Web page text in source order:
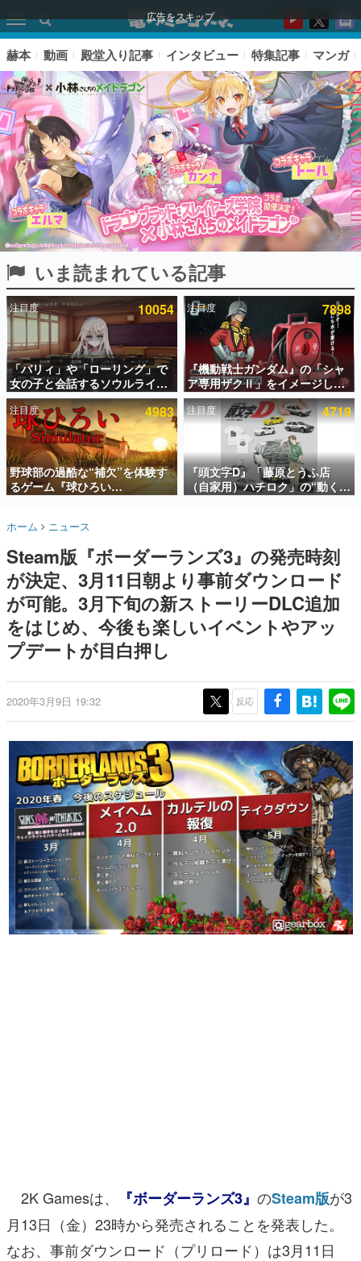
広告をスキップ
ピックアップ
電ファミのいま読まれている記事ランキング
アプリセール情報
インタビュー
連載・特集一覧
殿堂入り記事
SNS拡散数が数千以上！ ページビュー数万以上！ などな
ど。多くの人々に読まれた、電ファミ渾身の“殿堂入り”記
事をまとめました。
名作ゲームクリエイターの方々に製作時のエピソードをお
きます。
赫本
この物語を解いてはいけない。『赫本』は、〈試験問題〉
の形をした短編ホラー小説集です。
新世代に訊く
これからのデジタルゲーム市場を担う若きクリエイター達
ゲーム世代の作家たち
ゲームに多大な影響を受けた作家さんに取材し、ゲームが
画です。
日本モバイルゲーム産業史
日本のモバイルゲーム史における主要なトピック・タイト
ルを網羅するほか、開発者へのインタビューや識者による
解説を掲載。約20年の歴史が一望できる決定版！
若ゲのいたり〜ゲームクリエイターの青春〜
『うつヌケ』『ペンと箸』等で知られるマンガ家・田中圭
一先生によるゲーム業界レポートマンガです。
なんでゲームは面白い？
ゲーム開発者・hamatsu氏がゲームの魅力を画面や操作の
具体的な形から解き明かしていく、硬派で骨太な評論連載
その他
電ファミニコゲーマーとは？
赫本 動画 殿堂入り記事 インタビュー 特集記事 マンガ
いま読まれている記事
注目度 10054
「パリィ」や「ローリング」で
女の子と会話するソウルライク
恋愛ゲーム『小早川さんはソウ
ルライク』無料公開。返事に失
敗すると「YOU DIED」
注目度 7898
『機動戦士ガンダム』の「シャ
ア専用ザクⅡ」をイメージした
散水ホースリールが予約開始。
本体にはシャアのパーソナルマ
ークやジオン公国軍のエンブレ
ム、型式番号などを配置
注目度 4983
野球部の過酷な“補欠”を体験す
るゲーム『球ひろい
Simulator』が「1件」のウィッ
対応しSNSで話題に。『キング
プロ野球選手から称賛の声
注目度 4719
『頭文字D』「藤原とうふ店
（自家用）ハチロク」の“動くテ
ィッシュケース”が買えるポップ
モール高崎」にて、8月11日か
ら8月20日までの期間限定で開
催予定
ホーム ニュース
Steam版『ボーダーランズ3』の発売時刻
が決定、3月11日朝より事前ダウンロード
が可能。3月下旬の新ストーリーDLC追加
をはじめ、今後も楽しいイベントやアッ
プデートが目白押し
2020年3月9日 19:32 反応
2K Gamesは、 『ボーダーランズ3』 のSteam版が3
月13日（金）23時から発売されることを発表した。
なお、事前ダウンロード（プリロード）は3月11日